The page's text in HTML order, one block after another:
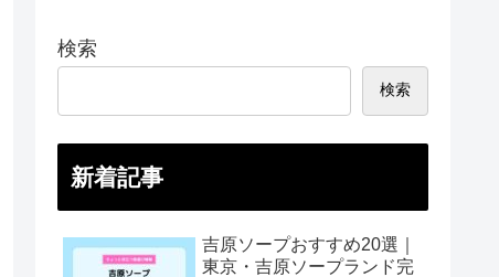
検索
検索
新着記事
吉原ソープおすすめ20選｜
東京・吉原ソープランド完